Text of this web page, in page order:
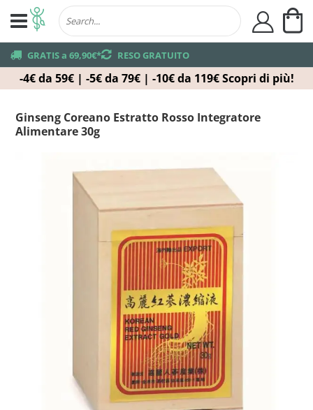
-4€ da 59€ | -5€ da 79€ | -10€ da 119€ Scopri di più!
truck GRATIS a 69,90€*returns RESO GRATUITO
user
Ginseng Coreano Estratto Rosso Integratore
Alimentare 30g